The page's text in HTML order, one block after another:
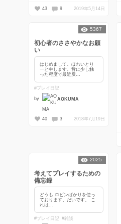
43 9 2019年5月14日
初心者のささやかなお願
い
はじめまして。ほわいとり
ーと申します。昔に少し触
った程度で最近戻...
#プレイ日記
by AOKUMA
5367
40 3 2018年7月19日
考えてプレイするための
備忘録
どうも ロビンばかりを使っ
ております、だいです。 こ
れは...
#プレイ日記 #雑談
2025